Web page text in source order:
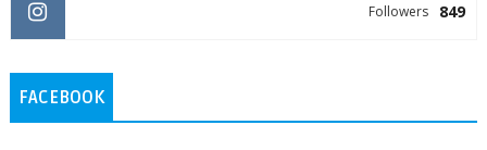
849
Followers
FACEBOOK